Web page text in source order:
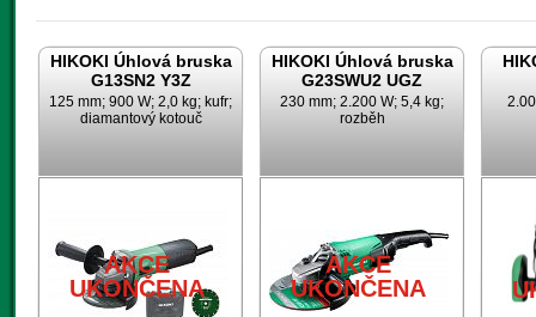
HIKOKI Úhlová bruska
G13SN2 Y3Z
125 mm; 900 W; 2,0 kg; kufr;
diamantový kotouč
AKCE
UKONČENA
HIKOKI Úhlová bruska
G23SWU2 UGZ
230 mm; 2.200 W; 5,4 kg;
rozběh
AKCE
UKONČENA